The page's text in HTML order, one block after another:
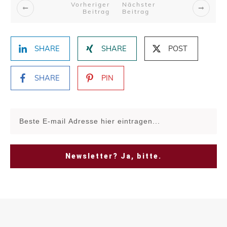
Vorheriger
Beitrag
Nächster
Beitrag
SHARE SHARE POST
SHARE PIN
Newsletter? Ja, bitte.